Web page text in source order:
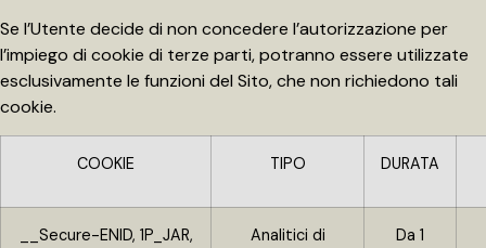
Se l’Utente decide di non concedere l’autorizzazione per
l’impiego di cookie di terze parti, potranno essere utilizzate
esclusivamente le funzioni del Sito, che non richiedono tali
cookie.
COOKIE TIPO DURATA
__Secure-ENID, 1P_JAR,
Analitici di
Da 1